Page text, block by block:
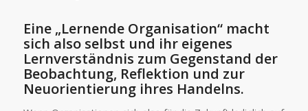
Eine „Lernende Organisation“ macht
sich also selbst und ihr eigenes
Lernverständnis zum Gegenstand der
Beobachtung, Reflektion und zur
Neuorientierung ihres Handelns.